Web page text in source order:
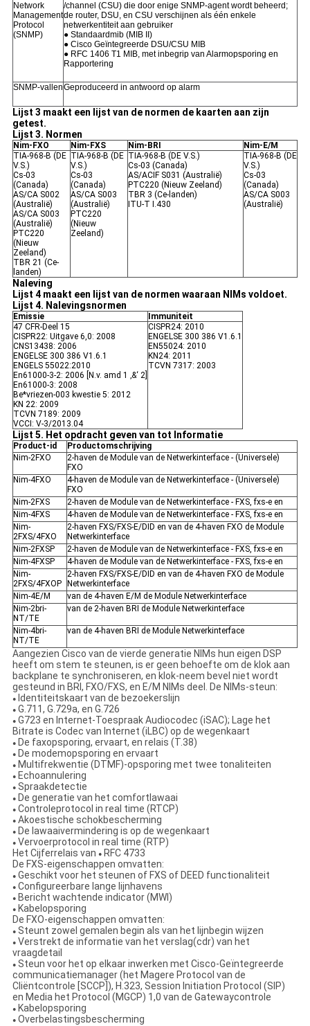
Network
Management
Protocol
(SNMP)
/channel (CSU) die door enige SNMP-agent wordt beheerd;
de router, DSU, en CSU verschijnen als één enkele
netwerkentiteit aan gebruiker
● Standaardmib (MIB II)
● Cisco Geïntegreerde DSU/CSU MIB
● RFC 1406 T1 MIB, met inbegrip van Alarmopsporing en
Rapportering
SNMP-vallenGeproduceerd in antwoord op alarm
Lijst 3 maakt een lijst van de normen de kaarten aan zijn
getest.
Lijst 3. Normen
Nim-FXO Nim-FXS Nim-BRI
Nim-E/M
TIA-968-B (DE
V.S.)
Cs-03
(Canada)
AS/CA S002
(Australië)
AS/CA S003
(Australië)
PTC220
(Nieuw
Zeeland)
TBR 21 (Ce-
landen)
TIA-968-B (DE
V.S.)
Cs-03
(Canada)
AS/CA S003
(Australië)
PTC220
(Nieuw
Zeeland)
TIA-968-B (DE V.S.)
Cs-03 (Canada)
AS/ACIF S031 (Australië)
PTC220 (Nieuw Zeeland)
TBR 3 (Ce-landen)
ITU-T I.430
TIA-968-B (DE
V.S.)
Cs-03
(Canada)
AS/CA S003
(Australië)
Naleving
Lijst 4 maakt een lijst van de normen waaraan NIMs voldoet.
Lijst 4. Nalevingsnormen
Emissie
Immuniteit
47 CFR-Deel 15
CISPR22: Uitgave 6,0: 2008
CNS13438: 2006
ENGELSE 300 386 V1.6.1
ENGELS 55022:2010
En61000-3-2: 2006 [N.v. amd 1 ‚&‘ 2]
En61000-3: 2008
Be*vriezen-003 kwestie 5: 2012
KN 22: 2009
TCVN 7189: 2009
VCCI: V-3/2013.04
CISPR24: 2010
ENGELSE 300 386 V1.6.1
EN55024: 2010
KN24: 2011
TCVN 7317: 2003
Lijst 5. Het opdracht geven van tot Informatie
Product-id
Productomschrijving
Nim-2FXO
2-haven de Module van de Netwerkinterface - (Universele)
FXO
Nim-4FXO
4-haven de Module van de Netwerkinterface - (Universele)
FXO
Nim-2FXS
2-haven de Module van de Netwerkinterface - FXS, fxs-e en
Nim-4FXS
4-haven de Module van de Netwerkinterface - FXS, fxs-e en
Nim-
2FXS/4FXO
2-haven FXS/FXS-E/DID en van de 4-haven FXO de Module
Netwerkinterface
Nim-2FXSP
2-haven de Module van de Netwerkinterface - FXS, fxs-e en
Nim-4FXSP
4-haven de Module van de Netwerkinterface - FXS, fxs-e en
Nim-
2FXS/4FXOP
2-haven FXS/FXS-E/DID en van de 4-haven FXO de Module
Netwerkinterface
Nim-4E/M
van de 4-haven E/M de Module Netwerkinterface
Nim-2bri-
NT/TE
van de 2-haven BRI de Module Netwerkinterface
Nim-4bri-
NT/TE
van de 4-haven BRI de Module Netwerkinterface
Aangezien Cisco van de vierde generatie NIMs hun eigen DSP
heeft om stem te steunen, is er geen behoefte om de klok aan
backplane te synchroniseren, en klok-neem bevel niet wordt
gesteund in BRI, FXO/FXS, en E/M NIMs deel. De NIMs-steun:
●Identiteitskaart van de bezoekerslijn
●G.711, G.729a, en G.726
●G723 en Internet-Toespraak Audiocodec (iSAC); Lage het
Bitrate is Codec van Internet (iLBC) op de wegenkaart
●De faxopsporing, ervaart, en relais (T.38)
●De modemopsporing en ervaart
●Multifrekwentie (DTMF)-opsporing met twee tonaliteiten
●Echoannulering
●Spraakdetectie
●De generatie van het comfortlawaai
●Controleprotocol in real time (RTCP)
●Akoestische schokbescherming
●De lawaaivermindering is op de wegenkaart
●Vervoerprotocol in real time (RTP)
Het Cijferrelais van ●RFC 4733
De FXS-eigenschappen omvatten:
●Geschikt voor het steunen of FXS of DEED functionaliteit
●Configureerbare lange lijnhavens
●Bericht wachtende indicator (MWI)
●Kabelopsporing
De FXO-eigenschappen omvatten:
●Steunt zowel gemalen begin als van het lijnbegin wijzen
●Verstrekt de informatie van het verslag(cdr) van het
vraagdetail
●Steun voor het op elkaar inwerken met Cisco-Geïntegreerde
communicatiemanager (het Magere Protocol van de
Cliëntcontrole [SCCP]), H.323, Session Initiation Protocol (SIP)
en Media het Protocol (MGCP) 1,0 van de Gatewaycontrole
●Kabelopsporing
●Overbelastingsbescherming